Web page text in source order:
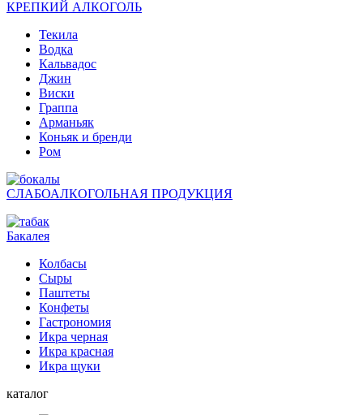
КРЕПКИЙ АЛКОГОЛЬ
Текила
Водка
Кальвадос
Джин
Виски
Граппа
Арманьяк
Коньяк и бренди
Ром
СЛАБОАЛКОГОЛЬНАЯ ПРОДУКЦИЯ
Бакалея
Колбасы
Сыры
Паштеты
Конфеты
Гастрономия
Икра черная
Икра красная
Икра щуки
каталог